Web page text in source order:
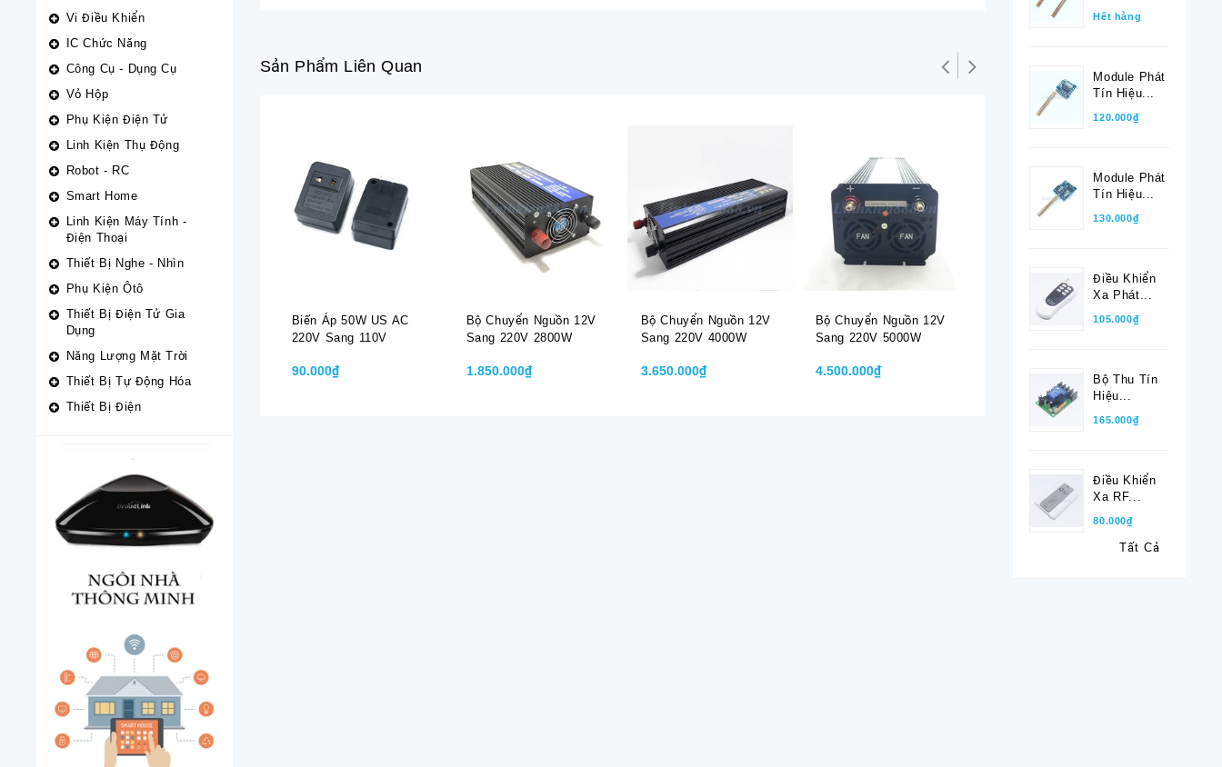
Vi Điều Khiển
IC Chức Năng
Công Cụ - Dụng Cụ
Vỏ Hộp
Phụ Kiện Điện Tử
Linh Kiện Thụ Động
Robot - RC
Smart Home
Linh Kiện Máy Tính -
Điện Thoại
Thiết Bị Nghe - Nhìn
Phụ Kiện Ôtô
Thiết Bị Điện Tử Gia
Dụng
Năng Lượng Mặt Trời
Thiết Bị Tự Động Hóa
Thiết Bị Điện
Sản Phẩm Liên Quan
Biến Áp 50W US AC
220V Sang 110V
90.000₫
Bộ Chuyển Nguồn 12V
Sang 220V 2800W
1.850.000₫
Bộ Chuyển Nguồn 12V
Sang 220V 4000W
3.650.000₫
Bộ Chuyển Nguồn 12V
Sang 220V 5000W
4.500.000₫
Bộ Chuyển Nguồn
Hết hàng
Module Phát
Tín Hiệu...
120.000₫
Module Phát
Tín Hiệu...
130.000₫
Điều Khiển
Xa Phát...
105.000₫
Bộ Thu Tín
Hiệu...
165.000₫
Điều Khiển
Xa RF...
80.000₫
Tất Cả